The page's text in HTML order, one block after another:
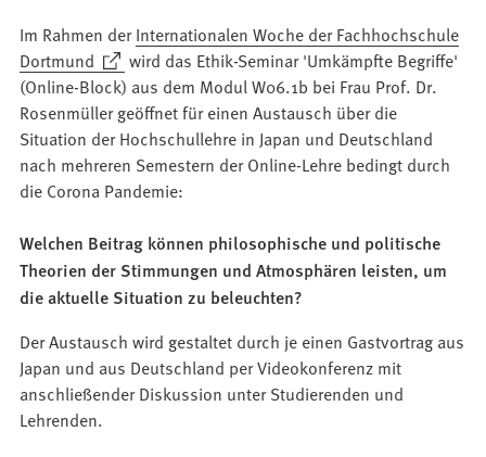
Im Rahmen derInternationalen Woche der Fachhochschule
Dortmund
(Öffnet
in
einem
neuen
Tab)
wird das Ethik-Seminar 'Umkämpfte Begriffe'
(Online-Block) aus dem Modul W06.1b bei Frau Prof. Dr.
Rosenmüller geöffnet für einen Austausch über die
Situation der Hochschullehre in Japan und Deutschland
nach mehreren Semestern der Online-Lehre bedingt durch
die Corona Pandemie:
Welchen Beitrag können philosophische und politische
Theorien der Stimmungen und Atmosphären leisten, um
die aktuelle Situation zu beleuchten?
Der Austausch wird gestaltet durch je einen Gastvortrag aus
Japan und aus Deutschland per Videokonferenz mit
anschließender Diskussion unter Studierenden und
Lehrenden.